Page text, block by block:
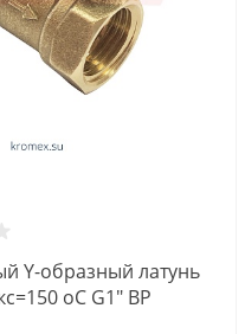
Y-образный латунь
oC G1" ВР